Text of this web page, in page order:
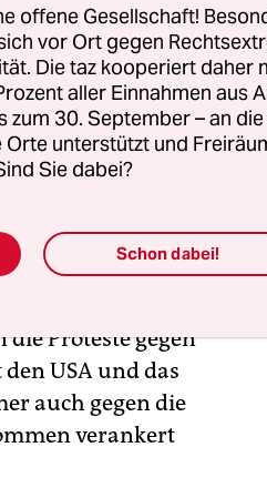
um Zollabbau,
angebracht ist.
für die
Motto: multinatio­
richtige Antwort
Proteste gegen
USA und das
auch gegen die
verankert
offene Gesellschaft!
vor Ort gegen
Die taz kooperiert daher
aller Einnahmen aus
zum 30. September – an
unterstützt und
Sie dabei?
Schon dabei!